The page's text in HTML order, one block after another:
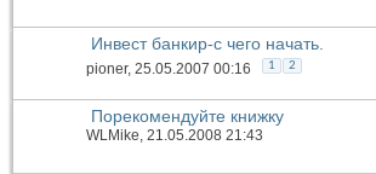
Инвест банкир-с чего начать.
pioner, 25.05.2007 00:16 1 2
Порекомендуйте книжку
WLMike, 21.05.2008 21:43